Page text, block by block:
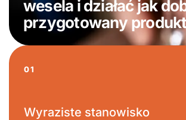
wesela i działać jak
przygotowany produkt
01
Wyraziste stanowisko